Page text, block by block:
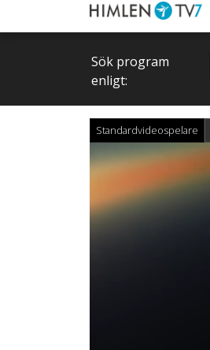
Sök program
enligt:
Standardvideospelare